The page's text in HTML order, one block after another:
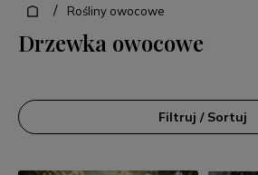
/ Rośliny owocowe
Drzewka owocowe
Filtruj / Sortuj